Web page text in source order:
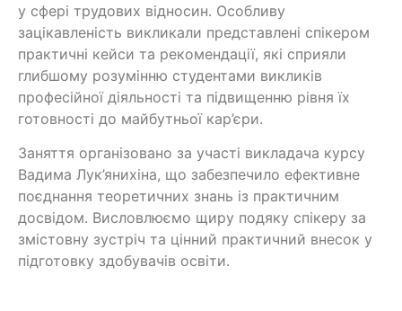
у сфері трудових відносин. Особливу
зацікавленість викликали представлені спікером
практичні кейси та рекомендації, які сприяли
глибшому розумінню студентами викликів
професійної діяльності та підвищенню рівня їх
готовності до майбутньої кар’єри.
Заняття організовано за участі викладача курсу
Вадима Лук’янихіна, що забезпечило ефективне
поєднання теоретичних знань із практичним
досвідом. Висловлюємо щиру подяку спікеру за
змістовну зустріч та цінний практичний внесок у
підготовку здобувачів освіти.